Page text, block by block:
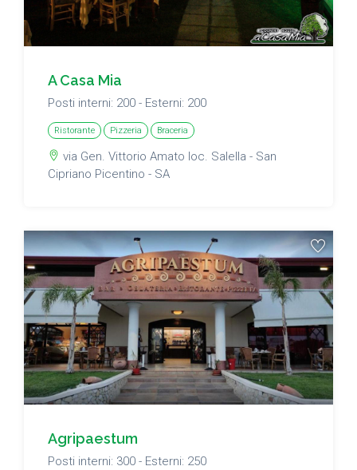
A Casa Mia
Posti interni: 200 - Esterni: 200
Ristorante Pizzeria Braceria
via Gen. Vittorio Amato loc. Salella - San
Cipriano Picentino - SA
Agripaestum
Posti interni: 300 - Esterni: 250